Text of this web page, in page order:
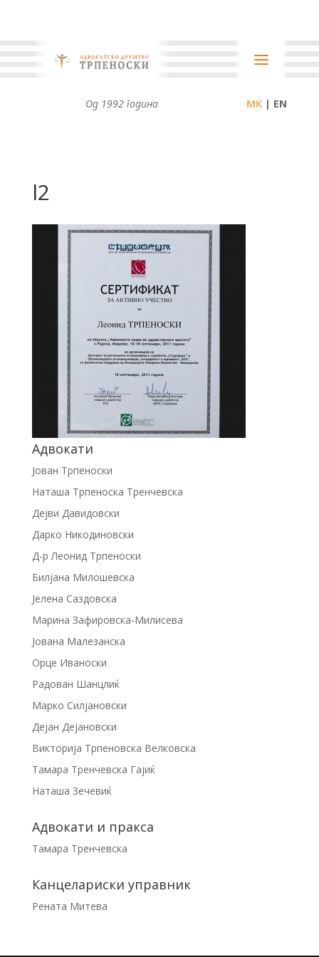
Од 1992 година | EN
l2
Адвокати
Јован Трпеноски
Наташа Трпеноска Тренчевска
Дејви Давидовски
Дарко Никодиновски
Д-р Леонид Трпеноски
Билјана Милошевска
Јелена Саздовска
Марина Зафировска-Милисева
Јована Малезанска
Орце Иваноски
Радован Шанцлиќ
Марко Силјановски
Дејан Дејановски
Викторија Трпеновска Велковска
Тамара Тренчевска Гајиќ
Наташа Зечевиќ
Адвокати и пракса
Тамара Тренчевска
Канцелариски управник
Рената Митева